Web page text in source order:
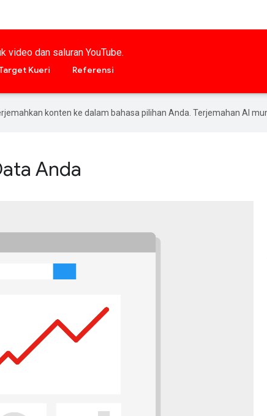
video dan saluran YouTube.
Kueri Referensi
konten ke dalam bahasa pilihan Anda. Terjemahan AI
Anda